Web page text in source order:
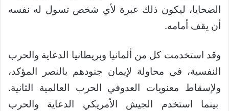
الضحايا، ليكون ذلك عبرة لأي شخص تسول له نفسه
أن يقف أمامه.
وقد استخدمت كل من ألمانيا وبريطانيا الدعاية والحرب
النفسية، في محاولة لإيمان جنودهم بالنصر المؤكد،
ولإسقاط معنويات العدوفي الحرب العالمية الثانية.
بينما استخدم الجيش الأمريكي الدعاية والحرب